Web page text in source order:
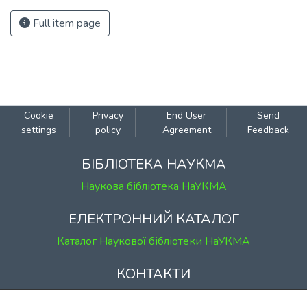
Full item page
Cookie
settings
Privacy
policy
End User
Agreement
Send
Feedback
БІБЛІОТЕКА НАУКМА
Наукова бібліотека НаУКМА
ЕЛЕКТРОННИЙ КАТАЛОГ
Каталог Наукової бібліотеки НаУКМА
КОНТАКТИ